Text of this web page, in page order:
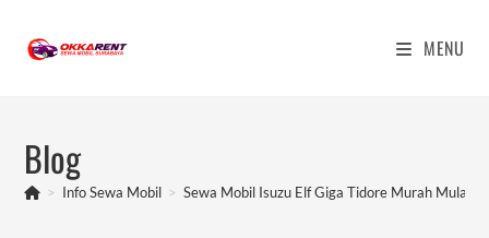
content
MENU
Blog
> Info Sewa Mobil > Sewa Mobil Isuzu Elf Giga Tidore Murah Mulai